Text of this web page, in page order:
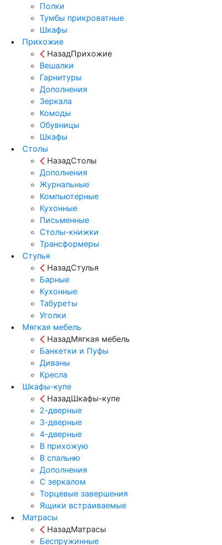
Полки
Тумбы прикроватные
Шкафы
Прихожие
НазадПрихожие
Вешалки
Гарнитуры
Дополнения
Зеркала
Комоды
Обувницы
Шкафы
Столы
НазадСтолы
Дополнения
Журнальные
Компьютерные
Кухонные
Письменные
Столы-книжки
Трансформеры
Стулья
НазадСтулья
Барные
Кухонные
Табуреты
Уголки
Мягкая мебель
НазадМягкая мебель
Банкетки и Пуфы
Диваны
Кресла
Шкафы-купе
НазадШкафы-купе
2-дверные
3-дверные
4-дверные
В прихожую
В спальню
Дополнения
С зеркалом
Торцевые завершения
Ящики встраиваемые
Матрасы
НазадМатрасы
Беспружинные